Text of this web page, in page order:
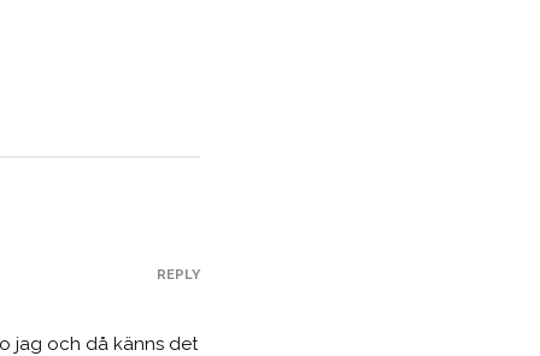
jag och då känns det
REPLY